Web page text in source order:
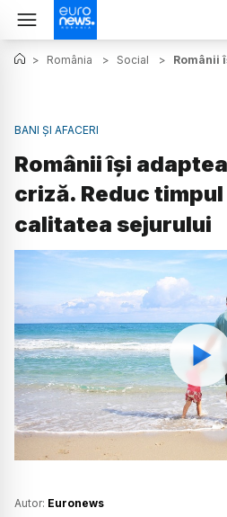
> România > Social > Românii
BANI ȘI AFACERI
Românii își
criză. Reduc
calitatea sejurului
Autor: Euronews